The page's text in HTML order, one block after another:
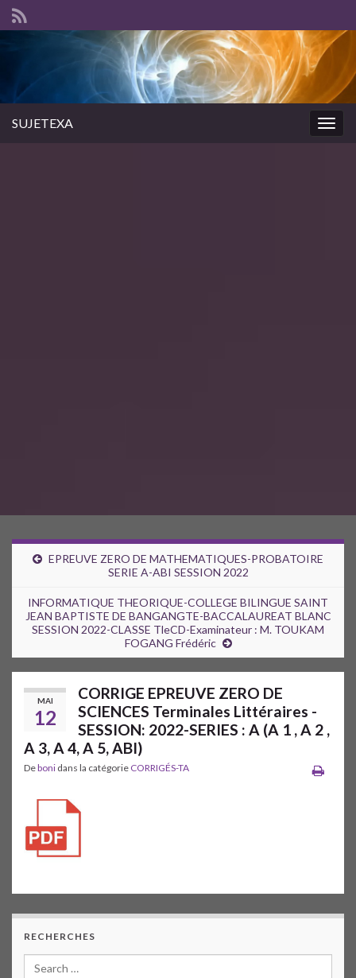
SUJETEXA
EPREUVE ZERO DE MATHEMATIQUES-PROBATOIRE
SERIE A-ABI SESSION 2022
INFORMATIQUE THEORIQUE-COLLEGE BILINGUE SAINT
JEAN BAPTISTE DE BANGANGTE-BACCALAUREAT BLANC
SESSION 2022-CLASSE TleCD-Examinateur : M. TOUKAM
FOGANG Frédéric
MAI
12
CORRIGE EPREUVE ZERO DE
SCIENCES Terminales Littéraires -
SESSION: 2022-SERIES : A (A 1 , A 2 ,
A 3, A 4, A 5, ABI)
Deboni dans la catégorie CORRIGÉS-TA
RECHERCHES